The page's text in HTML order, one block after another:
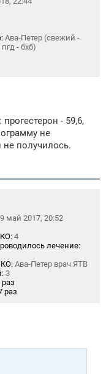
Ава-Петер (свежий -
- бхб)
- 59,6,
не
получилось.
май 2017, 20:52
4
лечение:
Ава-Петер врач ЯТВ
3
раз
раз